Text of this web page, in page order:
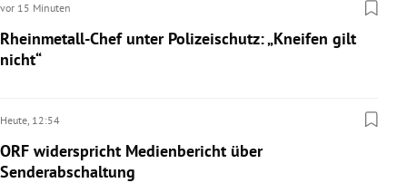
vor 15 Minuten
Rheinmetall-Chef unter Polizeischutz: „Kneifen gilt
nicht“
Heute, 12:54
ORF widerspricht Medienbericht über
Senderabschaltung